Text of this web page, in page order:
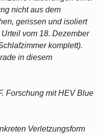
nicht aus dem
gerissen und isoliert
vom 18. Dezember
komplett).
in diesem
Forschung mit HEV Blue
Verletzungsform